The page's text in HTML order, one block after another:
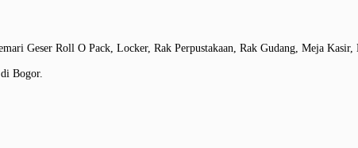
Geser Roll O Pack, Locker, Rak Perpustakaan, Rak Gudang, Meja
Bogor.